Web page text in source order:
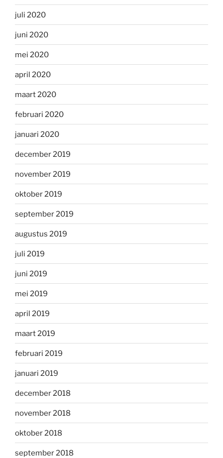
juli 2020
juni 2020
mei 2020
april 2020
maart 2020
februari 2020
januari 2020
december 2019
november 2019
oktober 2019
september 2019
augustus 2019
juli 2019
juni 2019
mei 2019
april 2019
maart 2019
februari 2019
januari 2019
december 2018
november 2018
oktober 2018
september 2018